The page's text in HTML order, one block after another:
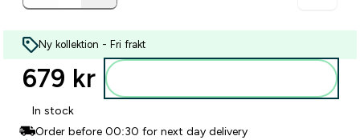
Ny kollektion - Fri frakt
679 kr‎
In stock
Order before 00:30 for next day delivery